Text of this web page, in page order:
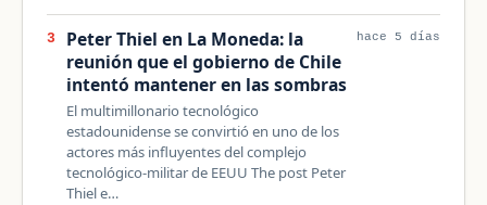
3
Peter Thiel en La Moneda: la
reunión que el gobierno de Chile
intentó mantener en las sombras
El multimillonario tecnológico
estadounidense se convirtió en uno de los
actores más influyentes del complejo
tecnológico-militar de EEUU The post Peter
Thiel e…
hace 5 días